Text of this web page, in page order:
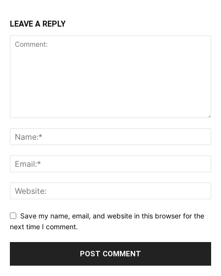
LEAVE A REPLY
Save my name, email, and website in this browser for the
next time I comment.